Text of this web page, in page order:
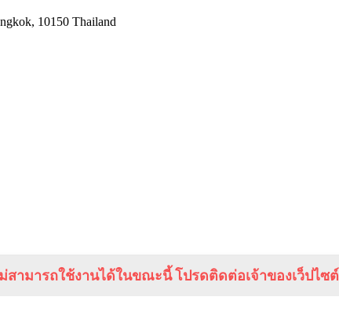
10150 Thailand
สามารถใช้งานได้ในขณะนี้ โปรดติดต่อเจ้าของเว็ปไซต์